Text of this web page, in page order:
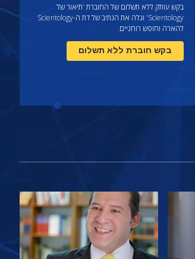
בקש עותק ללא תשלום של החוברת'תיאור של
Scientology' וגלה את הנתיב של דת ה-Scientology
להארה וחופש רוחניים.
בקש חוברת ללא תשלום